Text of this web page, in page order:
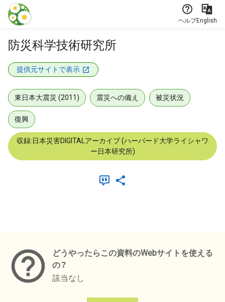
本文に飛ぶ
ヘルプEnglish
防災科学技術研究所
提供元サイトで表示
東日本大震災 (2011) 震災への備え 被災状況
復興
収録:日本災害DIGITALアーカイブ (ハーバード大学ライシャワ
ー日本研究所)
どうやったらこの資料のWebサイトを使える
の？
該当なし